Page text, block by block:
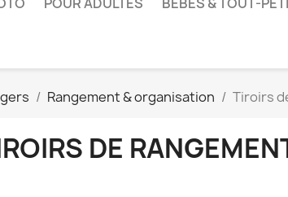
Rangement & organisation Tiroirs
DE